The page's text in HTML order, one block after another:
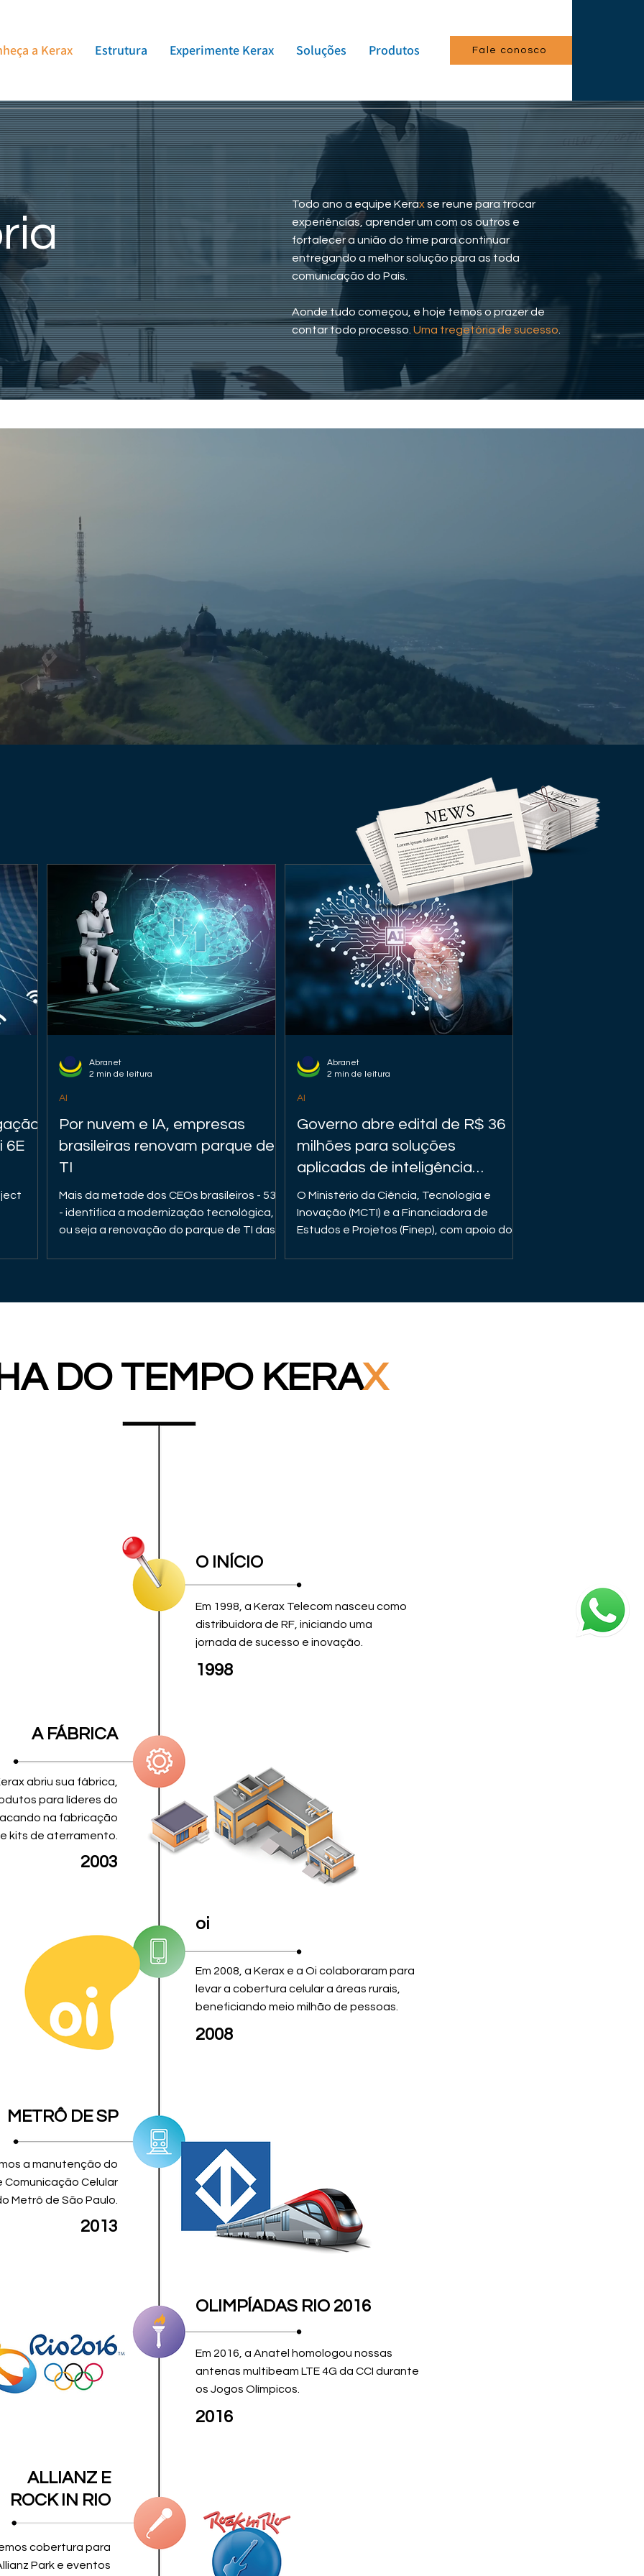
a Kerax Estrutura Experimente Kerax Soluções Produtos Fale conosco
Todo ano a equipe Keraxse reune para trocar
experiências, aprender um com os outros e
fortalecer a união do time para continuar
entregando a melhor solução para as toda
comunicação do País.
Aonde tudo começou, e hoje temos o prazer de
contar todo processo. Uma tregetória de sucesso.
6E
Por nuvem e IA, empresas
brasileiras renovam parque de
TI
Mais da metade dos CEOs brasileiros - 53%
- identifica a modernização tecnológica,
ou seja a renovação do parque de TI das
AI
Abranet
2 min de leitura
Governo abre edital de R$ 36
milhões para soluções
aplicadas de inteligência
artificial
O Ministério da Ciência, Tecnologia e
Inovação (MCTI) e a Financiadora de
Estudos e Projetos (Finep), com apoio do
AI
Abranet
2 min de leitura
DO TEMPO KERAX
Em 1998, a Kerax Telecom nasceu como
distribuidora de RF, iniciando uma
jornada de sucesso e inovação.
O INÍCIO
1998
Em 2008, a Kerax e a Oi colaboraram para
levar a cobertura celular a áreas rurais,
beneficiando meio milhão de pessoas.
oi
2008
abriu sua fábrica,
para líderes do
na fabricação
kits de aterramento.
A FÁBRICA
2003
Em 2016, a Anatel homologou nossas
antenas multibeam LTE 4G da CCI durante
os Jogos Olímpicos.
OLIMPÍADAS RIO 2016
2016
a manutenção do
Comunicação Celular
Metrô de São Paulo.
METRÔ DE SP
2013
cobertura para
Park e eventos
ALLIANZ E
ROCK IN RIO